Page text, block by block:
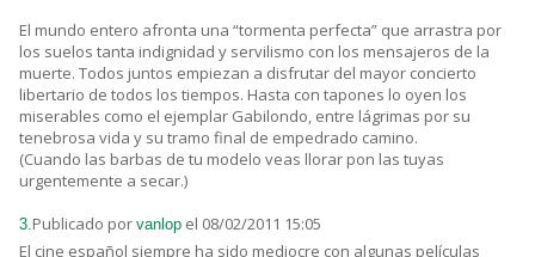
El mundo entero afronta una “tormenta perfecta” que arrastra por
los suelos tanta indignidad y servilismo con los mensajeros de la
muerte. Todos juntos empiezan a disfrutar del mayor concierto
libertario de todos los tiempos. Hasta con tapones lo oyen los
miserables como el ejemplar Gabilondo, entre lágrimas por su
tenebrosa vida y su tramo final de empedrado camino.
(Cuando las barbas de tu modelo veas llorar pon las tuyas
urgentemente a secar.)
3.Publicado por vanlop el 08/02/2011 15:05
El cine español siempre ha sido mediocre con algunas películas